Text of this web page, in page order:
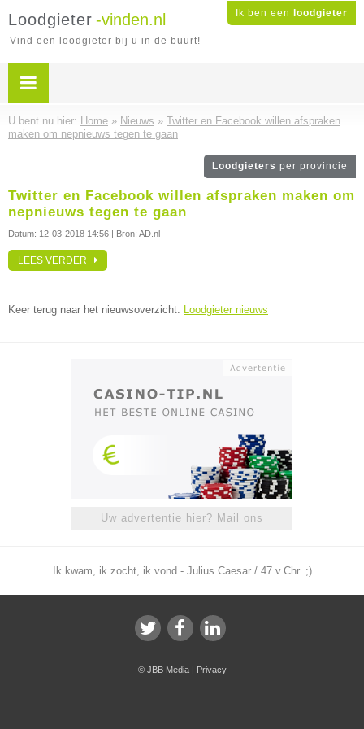
Ik ben een loodgieter
Loodgieter -vinden.nl
Vind een loodgieter bij u in de buurt!
U bent nu hier: Home » Nieuws » Twitter en Facebook willen afspraken
maken om nepnieuws tegen te gaan
Loodgieters per provincie
Twitter en Facebook willen afspraken maken om
nepnieuws tegen te gaan
Datum: 12-03-2018 14:56 | Bron: AD.nl
LEES VERDER
Keer terug naar het nieuwsoverzicht: Loodgieter nieuws
Uw advertentie hier? Mail ons
Ik kwam, ik zocht, ik vond - Julius Caesar / 47 v.Chr. ;)
© JBB Media| Privacy